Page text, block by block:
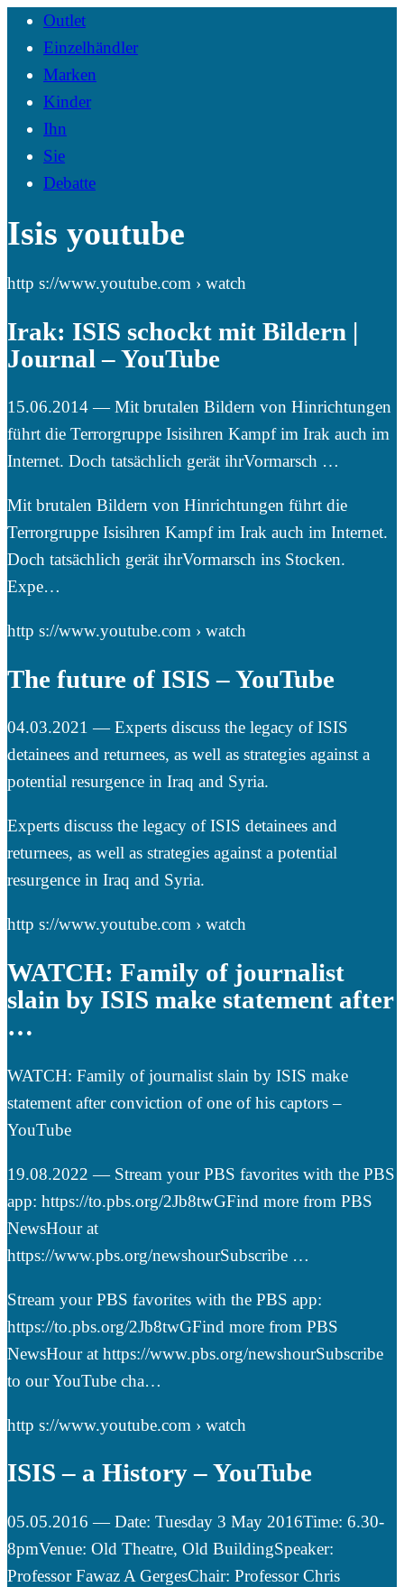
Outlet
Einzelhändler
Marken
Kinder
Ihn
Sie
Debatte
Isis youtube
http s://www.youtube.com › watch
Irak: ISIS schockt mit Bildern |
Journal – YouTube
15.06.2014 — Mit brutalen Bildern von Hinrichtungen
führt die Terrorgruppe Isisihren Kampf im Irak auch im
Internet. Doch tatsächlich gerät ihrVormarsch …
Mit brutalen Bildern von Hinrichtungen führt die
Terrorgruppe Isisihren Kampf im Irak auch im Internet.
Doch tatsächlich gerät ihrVormarsch ins Stocken.
Expe…
http s://www.youtube.com › watch
The future of ISIS – YouTube
04.03.2021 — Experts discuss the legacy of ISIS
detainees and returnees, as well as strategies against a
potential resurgence in Iraq and Syria.
Experts discuss the legacy of ISIS detainees and
returnees, as well as strategies against a potential
resurgence in Iraq and Syria.
http s://www.youtube.com › watch
WATCH: Family of journalist
slain by ISIS make statement after
…
WATCH: Family of journalist slain by ISIS make
statement after conviction of one of his captors –
YouTube
19.08.2022 — Stream your PBS favorites with the PBS
app: https://to.pbs.org/2Jb8twGFind more from PBS
NewsHour at
https://www.pbs.org/newshourSubscribe …
Stream your PBS favorites with the PBS app:
https://to.pbs.org/2Jb8twGFind more from PBS
NewsHour at https://www.pbs.org/newshourSubscribe
to our YouTube cha…
http s://www.youtube.com › watch
ISIS – a History – YouTube
05.05.2016 — Date: Tuesday 3 May 2016Time: 6.30-
8pmVenue: Old Theatre, Old BuildingSpeaker:
Professor Fawaz A GergesChair: Professor Chris